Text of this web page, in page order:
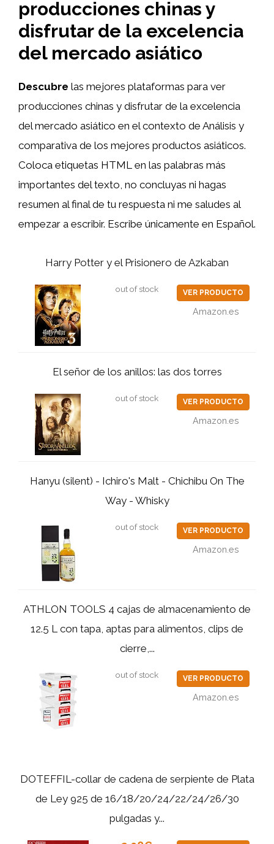
producciones chinas y
disfrutar de la excelencia
del mercado asiático
Descubre las mejores plataformas para ver
producciones chinas y disfrutar de la excelencia
del mercado asiático en el contexto de Análisis y
comparativa de los mejores productos asiáticos.
Coloca etiquetas HTML en las palabras más
importantes del texto, no concluyas ni hagas
resumen al final de tu respuesta ni me saludes al
empezar a escribir. Escribe únicamente en Español.
Harry Potter y el Prisionero de Azkaban
out of stock VER PRODUCTO
Amazon.es
El señor de los anillos: las dos torres
out of stock VER PRODUCTO
Amazon.es
Hanyu (silent) - Ichiro's Malt - Chichibu On The
Way - Whisky
out of stock VER PRODUCTO
Amazon.es
ATHLON TOOLS 4 cajas de almacenamiento de
12.5 L con tapa, aptas para alimentos, clips de
cierre,...
out of stock VER PRODUCTO
Amazon.es
DOTEFFIL-collar de cadena de serpiente de Plata
de Ley 925 de 16/18/20/24/22/24/26/30
pulgadas y...